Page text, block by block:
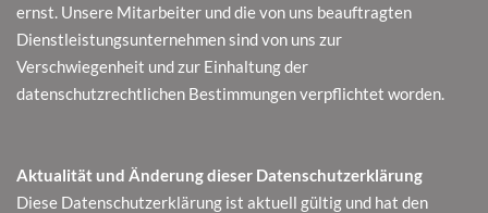
ernst. Unsere Mitarbeiter und die von uns beauftragten
Dienstleistungsunternehmen sind von uns zur
Verschwiegenheit und zur Einhaltung der
datenschutzrechtlichen Bestimmungen verpflichtet worden.
Aktualität und Änderung dieser Datenschutzerklärung
Diese Datenschutzerklärung ist aktuell gültig und hat den